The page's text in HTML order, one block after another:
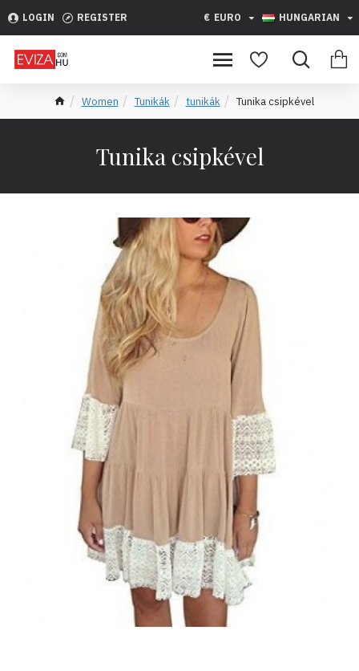
LOGIN REGISTER € EURO HUNGARIAN
Women Tunikák tunikák Tunika csipkével
Tunika csipkével